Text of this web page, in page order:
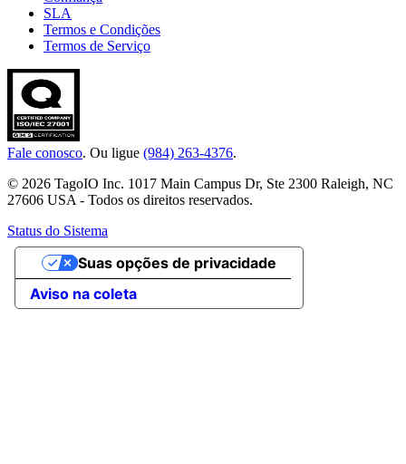
SLA
Termos e Condições
Termos de Serviço
Fale conosco. Ou ligue (984) 263-4376.
© 2026 TagoIO Inc. 1017 Main Campus Dr, Ste 2300 Raleigh, NC
27606 USA - Todos os direitos reservados.
Status do Sistema
Aviso na coleta
Suas opções de privacidade